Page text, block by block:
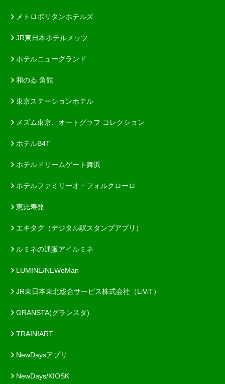
メトロポリタンホテルズ
JR東日本ホテルメッツ
ホテルニューグランド
和のゐ 角館
東京ステーションホテル
メズム東京、オートグラフ コレクション
ホテルB4T
ホテルドリームゲート舞浜
ホテルファミリーオ・フォルクローロ
恵比寿発
エキタグ（デジタル駅スタンプアプリ）
ルミネの通販アイルミネ
LUMINE/NEWoMan
JR東日本東北総合サービス株式会社（LiViT）
GRANSTA(グランスタ)
TRAINIART
NewDaysアプリ
NewDays/KIOSK